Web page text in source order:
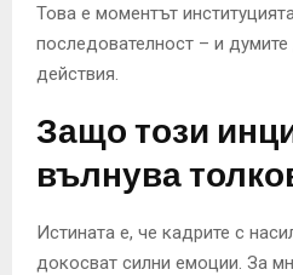
Това е моментът
последователност – и
действия.
Защо този
вълнува
Истината е, че кадрите с
докосват силни емоции. За